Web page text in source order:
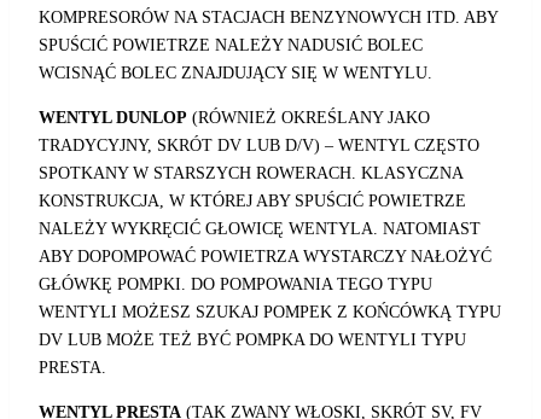
KOMPRESORÓW NA STACJACH BENZYNOWYCH ITD. ABY
SPUŚCIĆ POWIETRZE NALEŻY NADUSIĆ BOLEC
WCISNĄĆ BOLEC ZNAJDUJĄCY SIĘ W WENTYLU.
WENTYL DUNLOP (RÓWNIEŻ OKREŚLANY JAKO
TRADYCYJNY, SKRÓT DV LUB D/V) – WENTYL CZĘSTO
SPOTKANY W STARSZYCH ROWERACH. KLASYCZNA
KONSTRUKCJA, W KTÓREJ ABY SPUŚCIĆ POWIETRZE
NALEŻY WYKRĘCIĆ GŁOWICĘ WENTYLA. NATOMIAST
ABY DOPOMPOWAĆ POWIETRZA WYSTARCZY NAŁOŻYĆ
GŁÓWKĘ POMPKI. DO POMPOWANIA TEGO TYPU
WENTYLI MOŻESZ SZUKAJ POMPEK Z KOŃCÓWKĄ TYPU
DV LUB MOŻE TEŻ BYĆ POMPKA DO WENTYLI TYPU
PRESTA.
WENTYL PRESTA (TAK ZWANY WŁOSKI, SKRÓT SV, FV